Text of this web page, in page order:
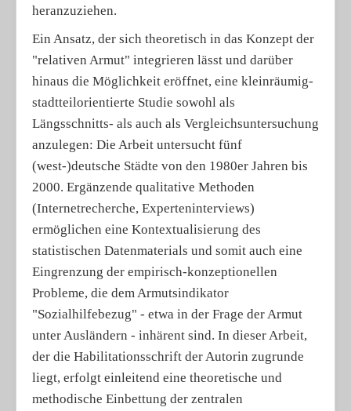
heranzuziehen.
Ein Ansatz, der sich theoretisch in das Konzept der
"relativen Armut" integrieren lässt und darüber
hinaus die Möglichkeit eröffnet, eine kleinräumig-
stadtteilorientierte Studie sowohl als
Längsschnitts- als auch als Vergleichsuntersuchung
anzulegen: Die Arbeit untersucht fünf
(west-)deutsche Städte von den 1980er Jahren bis
2000. Ergänzende qualitative Methoden
(Internetrecherche, Experteninterviews)
ermöglichen eine Kontextualisierung des
statistischen Datenmaterials und somit auch eine
Eingrenzung der empirisch-konzeptionellen
Probleme, die dem Armutsindikator
"Sozialhilfebezug" - etwa in der Frage der Armut
unter Ausländern - inhärent sind. In dieser Arbeit,
der die Habilitationsschrift der Autorin zugrunde
liegt, erfolgt einleitend eine theoretische und
methodische Einbettung der zentralen